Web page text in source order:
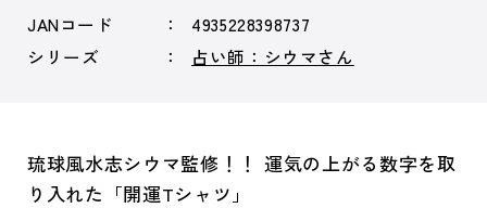
JANコード
4935228398737
シリーズ
占い師：シウマさん
琉球風水志シウマ監修！！ 運気の上がる数字を取
り入れた「開運Tシャツ」